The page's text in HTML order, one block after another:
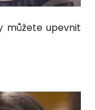
můžete upevnit